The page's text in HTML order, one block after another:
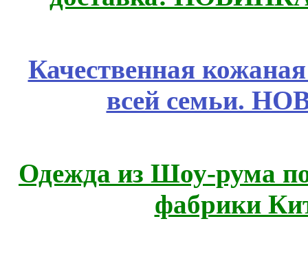
Качественная
всей семьи.
Одежда из Шоу-рума
фабрики